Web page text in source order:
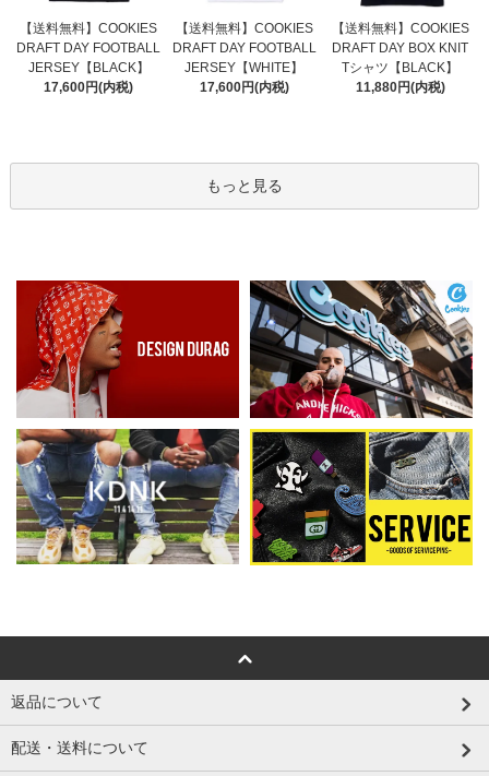
【送料無料】COOKIES
DRAFT DAY FOOTBALL
JERSEY【BLACK】
17,600円(内税)
【送料無料】COOKIES
DRAFT DAY FOOTBALL
JERSEY【WHITE】
17,600円(内税)
【送料無料】COOKIES
DRAFT DAY BOX KNIT
Tシャツ【BLACK】
11,880円(内税)
もっと見る
返品について
配送・送料について